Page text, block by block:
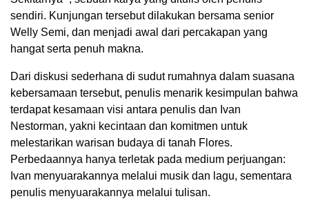
sendiri. Kunjungan tersebut dilakukan bersama senior
Welly Semi, dan menjadi awal dari percakapan yang
hangat serta penuh makna.
Dari diskusi sederhana di sudut rumahnya dalam suasana
kebersamaan tersebut, penulis menarik kesimpulan bahwa
terdapat kesamaan visi antara penulis dan Ivan
Nestorman, yakni kecintaan dan komitmen untuk
melestarikan warisan budaya di tanah Flores.
Perbedaannya hanya terletak pada medium perjuangan:
Ivan menyuarakannya melalui musik dan lagu, sementara
penulis menyuarakannya melalui tulisan.